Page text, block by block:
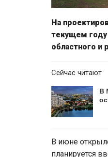
На
текущем
областного
Сейчас читают
В
В июне
планируется